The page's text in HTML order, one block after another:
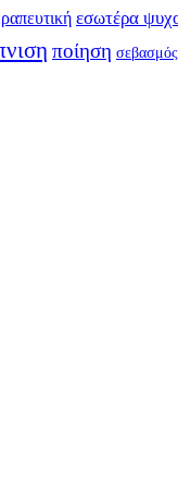
εσωτέρα
ποίηση σεβασμός